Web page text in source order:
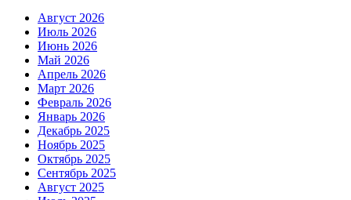
Август 2026
Июль 2026
Июнь 2026
Май 2026
Апрель 2026
Март 2026
Февраль 2026
Январь 2026
Декабрь 2025
Ноябрь 2025
Октябрь 2025
Сентябрь 2025
Август 2025